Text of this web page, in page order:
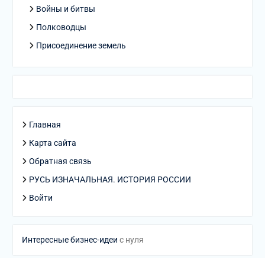
Войны и битвы
Полководцы
Присоединение земель
Главная
Карта сайта
Обратная связь
РУСЬ ИЗНАЧАЛЬНАЯ. ИСТОРИЯ РОССИИ
Войти
Интересные бизнес-идеи с нуля